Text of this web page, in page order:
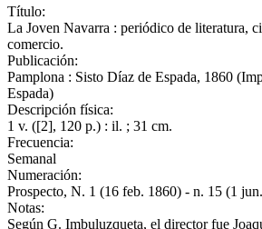
Título:
La Joven Navarra : periódico de literatura,
comercio.
Publicación:
Pamplona : Sisto Díaz de Espada, 1860
Espada)
Descripción física:
1 v. ([2], 120 p.) : il. ; 31 cm.
Frecuencia:
Semanal
Numeración:
Prospecto, N. 1 (16 feb. 1860) - n. 15 (1
Notas:
Según G. Imbuluzqueta, el director fue